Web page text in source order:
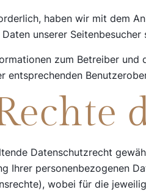
haben wir mit dem
unserer
zum Betreiber
entsprechenden
Datenschutzrecht
Ihrer personenbezogenen
wobei für die